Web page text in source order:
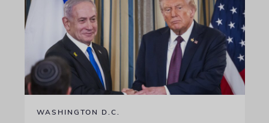
WASHINGTON D.C.